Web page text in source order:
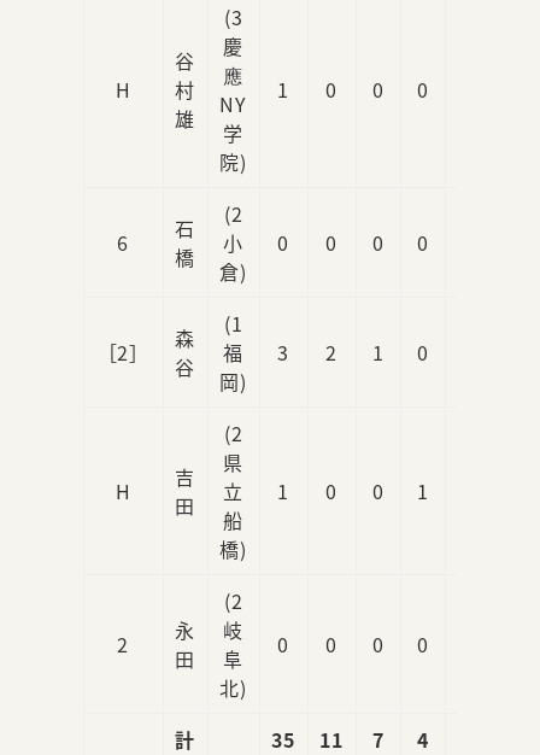
H
谷
村
雄
(3
慶
應
NY
学
院)
1 0 0 0
6
石
橋
(2
小
倉)
0 0 0 0
［2］
森
谷
(1
福
岡)
3 2 1 0
H
吉
田
(2
県
立
船
橋)
1 0 0 1
2
永
田
(2
岐
阜
北)
0 0 0 0
計 35 11 7 4